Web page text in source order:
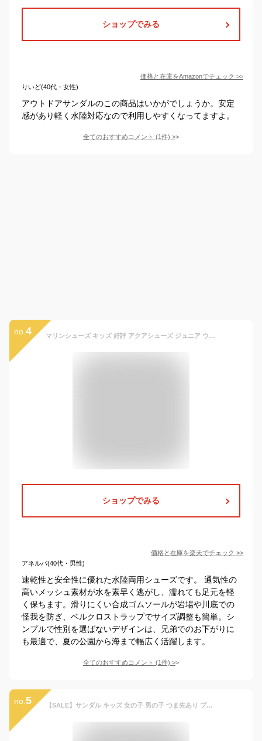
ショップでみる
価格と在庫をAmazonでチェック >>
りいど(40代・女性)
アウトドアサンダルのこの商品はいかがでしょうか。安定
感があり軽く水陸対応なので利用しやすくなってますよ。
全てのおすすめコメント (1件) >
no. 4 マリンシューズ キッズ 好評 アクアシューズ ジュニア ウォーターシューズ 水陸両用 POOKIES プーキーズ 15 16 17 18 19 20 21 アウトドア 海 川 レジャー ボーイズ ガールズ メッシュ おしゃれ かわいい 水遊び 子供用 海水浴 川遊び シンプル 15cm 16cm 17cm 18cm 19cm
ショップでみる
価格と在庫を楽天でチェック >>
アネルバ(40代・男性)
速乾性と安全性に優れた水陸両用シューズです。 通気性の
高いメッシュ素材が水を素早く逃がし、濡れても足元を軽
く保ちます。滑りにくい合成ゴムソールが岩場や川底での
怪我を防ぎ、ベルクロストラップでサイズ調整も簡単。シ
ンプルで性別を選ばないデザインは、兄弟でのお下がりに
も最適で、夏の公園から海まで幅広く活躍します。
全てのおすすめコメント (1件) >
no. 5 【SALE】サンダル キッズ 女の子 男の子 つま先あり プール 水遊び 水陸両用 スナップボタン 軽い 軽量 子供 ブラック ブルー ピンク アイボリー グリーン つま先保護 ラバーサンダル おしゃれ 韓国 保育園 幼稚園 靴 春 夏 2歳 3歳 4歳 14 15 16 17 18 19 20 21